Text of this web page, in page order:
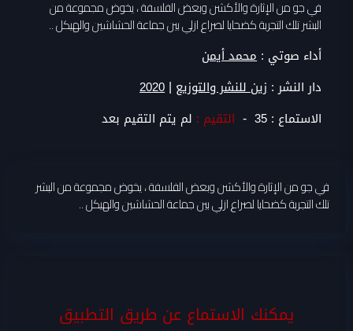
في جو من الإثارة والأكشن وبعض الفلسفة ، يخوض مجموعة من
البشر تلك التجربة كضحايا لصراع ازلي بين جماعة الحشاشين والهيكل ..
أداء صوتي :محمد أيمن
دار النشر :زين للنشر والتوزيع |
2020
الاستماع : 35
- التقيم : لم يتم التقيم بعد
في جو من الإثارة والأكشن وبعض الفلسفة ، يخوض مجموعة من البشر
تلك التجربة كضحايا لصراع ازلي بين جماعة الحشاشين والهيكل ..
يمكنك الاستماع عن طريق التطبيق